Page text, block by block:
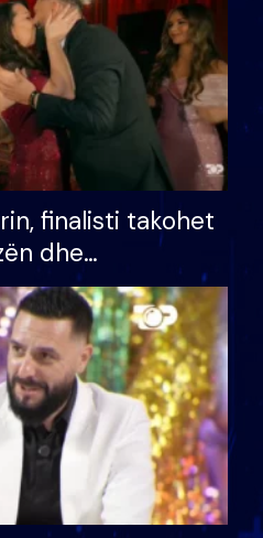
finalisti takohet
dhe
ndonjë letër